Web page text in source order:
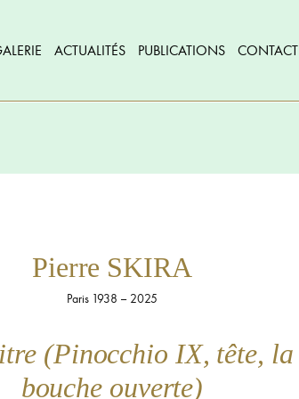
ACTUALITÉS PUBLICATIONS CONTACT
Pierre SKIRA
Paris 1938 – 2025
(Pinocchio IX, tête, la
bouche ouverte)